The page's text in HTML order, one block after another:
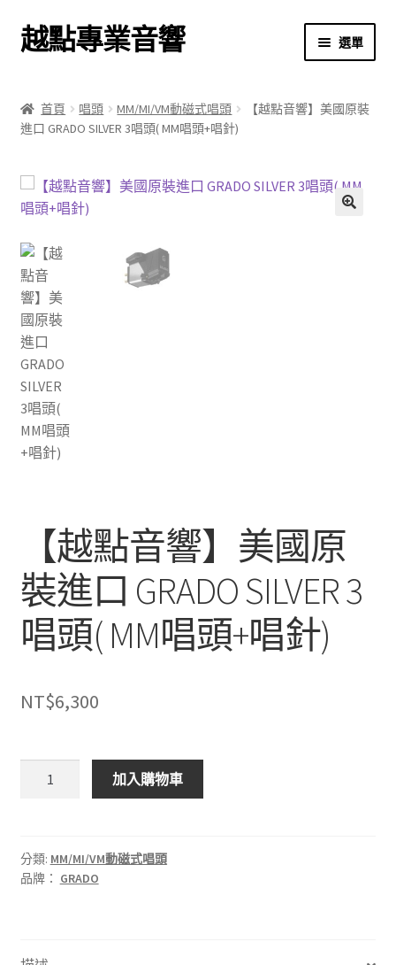
跳
至
覽
列
跳
至
要
內
越點專業音響 選單
商店
關於我們
結帳
購物車
首頁 唱頭 MM/MI/VM動磁式唱頭
【越點音響】美國原裝
進口 GRADO SILVER 3唱頭( MM唱頭+唱針)
【越點音響】美國原
裝進口 GRADO SILVER 3
唱頭( MM唱頭+唱針)
NT$6,300
美
國
加入購物車
分類: MM/MI/VM動磁式唱頭
品牌： GRADO